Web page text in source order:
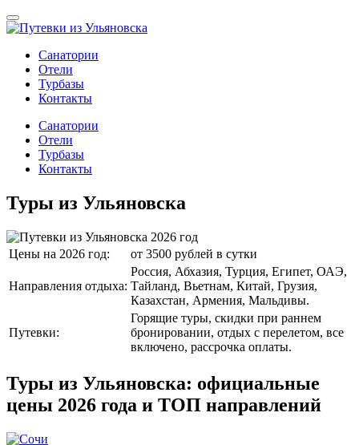
Санатории
Отели
Турбазы
Контакты
Санатории
Отели
Турбазы
Контакты
Туры из Ульяновска
Цены на 2026 год: от 3500 рублей в сутки
Направления отдыха:
Россия, Абхазия, Турция, Египет, ОАЭ,
Тайланд, Вьетнам, Китай, Грузия,
Казахстан, Армения, Мальдивы.
Путевки:
Горящие туры, скидки при раннем
бронировании, отдых с перелетом, все
включено, рассрочка оплаты.
Туры из Ульяновска: официальные
цены 2026 года и ТОП направлений